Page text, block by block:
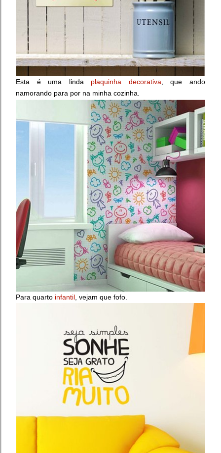
Esta é uma linda plaquinha decorativa , que ando
namorando para por na minha cozinha.
Para quarto infantil , vejam que fofo.